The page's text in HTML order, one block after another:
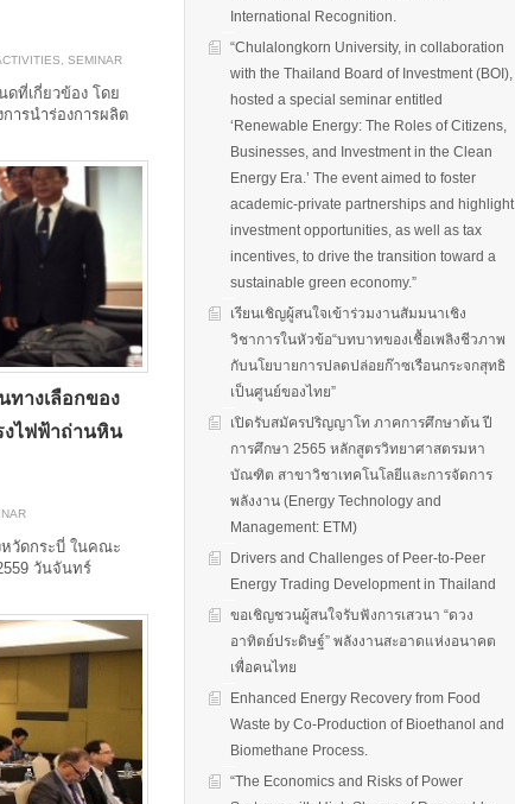
, SEMINAR
ดที่เกี่ยวข้อง โดย
ารนำร่องการผลิต
างเลือกของ
งไฟฟ้าถ่านหิน
วัดกระบี่ ในคณะ
วันจันทร์
International Recognition.
“Chulalongkorn University, in collaboration
with the Thailand Board of Investment (BOI),
hosted a special seminar entitled
‘Renewable Energy: The Roles of Citizens,
Businesses, and Investment in the Clean
Energy Era.’ The event aimed to foster
academic-private partnerships and highlight
investment opportunities, as well as tax
incentives, to drive the transition toward a
sustainable green economy.”
เรียนเชิญผู้สนใจเข้าร่วมงานสัมมนาเชิง
วิชาการในหัวข้อ“บทบาทของเชื้อเพลิงชีวภาพ
กับนโยบายการปลดปล่อยก๊าซเรือนกระจกสุทธิ
เป็นศูนย์ของไทย”
เปิดรับสมัครปริญญาโท ภาคการศึกษาต้น ปี
การศึกษา 2565 หลักสูตรวิทยาศาสตรมหา
บัณฑิต สาขาวิชาเทคโนโลยีและการจัดการ
พลังงาน (Energy Technology and
Management: ETM)
Drivers and Challenges of Peer-to-Peer
Energy Trading Development in Thailand
ขอเชิญชวนผู้สนใจรับฟังการเสวนา “ดวง
อาทิตย์ประดิษฐ์” พลังงานสะอาดแห่งอนาคต
เพื่อคนไทย
Enhanced Energy Recovery from Food
Waste by Co-Production of Bioethanol and
Biomethane Process.
“The Economics and Risks of Power